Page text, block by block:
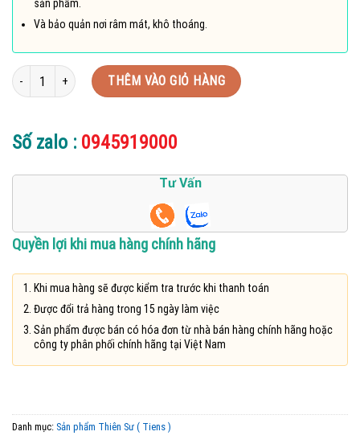
sản phẩm.
Và bảo quản nơi râm mát, khô thoáng.
Canxi Pháp Thiên Sư Tiens Nutrient Super Calcium Powder (Advanced
THÊM VÀO GIỎ HÀNG
Số zalo : 0945919000
Tư Vấn
Quyền lợi khi mua hàng chính hãng
Khi mua hàng sẽ được kiểm tra trước khi thanh toán
Được đổi trả hàng trong 15 ngày làm việc
Sản phẩm được bán có hóa đơn từ nhà bán hàng chính hãng hoặc
công ty phân phối chính hãng tại Việt Nam
Danh mục: Sản phẩm Thiên Sư ( Tiens )